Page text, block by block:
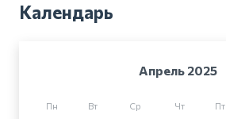
Календарь
Апрель 2025
Пн Вт Ср Чт Пт